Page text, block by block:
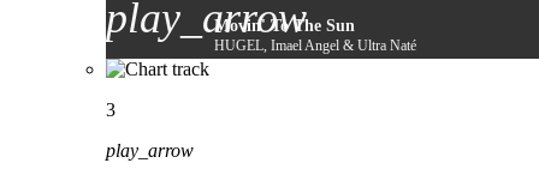
play_arrow
Movin' To The Sun
HUGEL, Imael Angel & Ultra Naté
3
play_arrow